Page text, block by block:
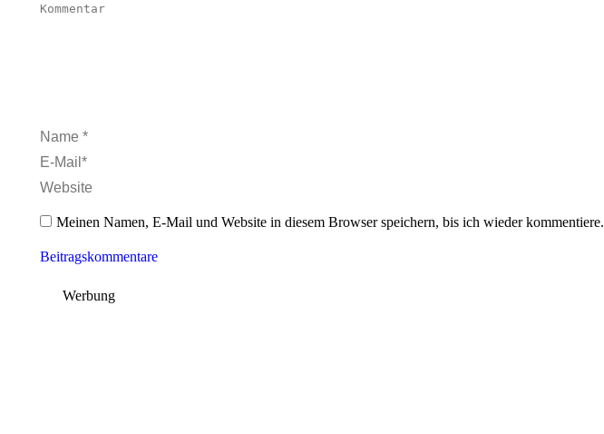
Kommentar
Name *
E-Mail *
Website
Meinen Namen, E-Mail und Website in diesem Browser speichern, bis ich wieder kommentiere.
Beitragskommentare
Werbung